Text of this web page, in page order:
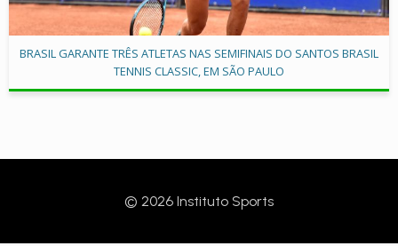
BRASIL GARANTE TRÊS ATLETAS NAS SEMIFINAIS DO SANTOS BRASIL
TENNIS CLASSIC, EM SÃO PAULO
© 2026 Instituto Sports